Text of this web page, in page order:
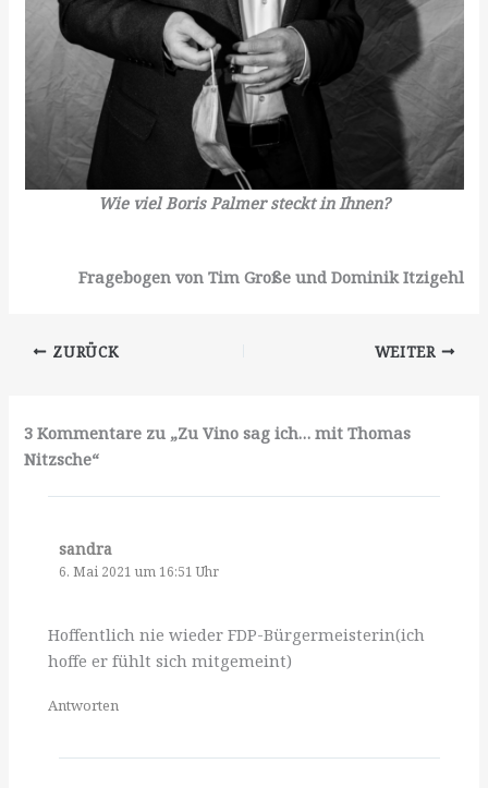
Wie viel Boris Palmer steckt in Ihnen?
Fragebogen von Tim Große und Dominik Itzigehl
ZURÜCK WEITER
3 Kommentare zu „Zu Vino sag ich… mit Thomas
Nitzsche“
sandra
6. Mai 2021 um 16:51 Uhr
Hoffentlich nie wieder FDP-Bürgermeisterin(ich
hoffe er fühlt sich mitgemeint)
Antworten